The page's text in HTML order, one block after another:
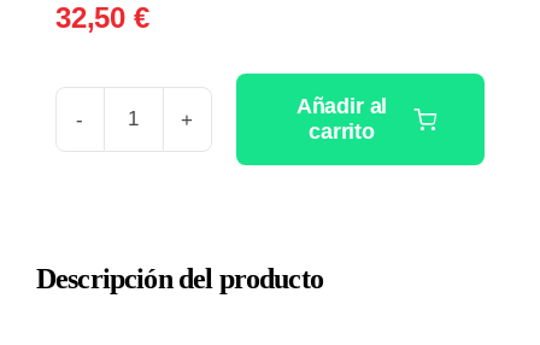
32,50 €
REGENHEPAT
cantidad
Añadir al
carrito
Descripción del producto